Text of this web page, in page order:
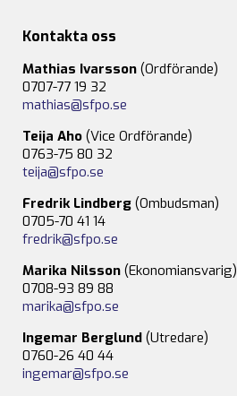
Kontakta oss
Mathias Ivarsson (Ordförande)
0707-77 19 32
mathias@sfpo.se
Teija Aho (Vice Ordförande)
0763-75 80 32
teija@sfpo.se
Fredrik Lindberg (Ombudsman)
0705-70 41 14
fredrik@sfpo.se
Marika Nilsson (Ekonomiansvarig)
0708-93 89 88
marika@sfpo.se
Ingemar Berglund (Utredare)
0760-26 40 44
ingemar@sfpo.se